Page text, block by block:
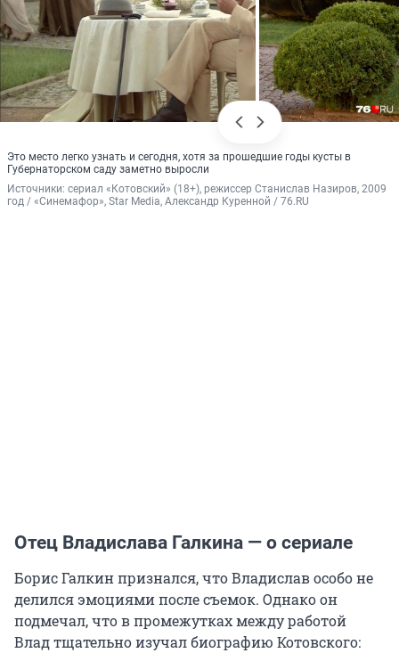
Это место легко узнать и сегодня, хотя за прошедшие годы кусты в
Губернаторском саду заметно выросли
Источники: сериал «Котовский» (18+), режиссер Станислав Назиров, 2009
год / «Синемафор», Star Media, Александр Куренной / 76.RU
Отец Владислава Галкина — о сериале
Борис Галкин признался, что Владислав особо не
делился эмоциями после съемок. Однако он
подмечал, что в промежутках между работой
Влад тщательно изучал биографию Котовского: